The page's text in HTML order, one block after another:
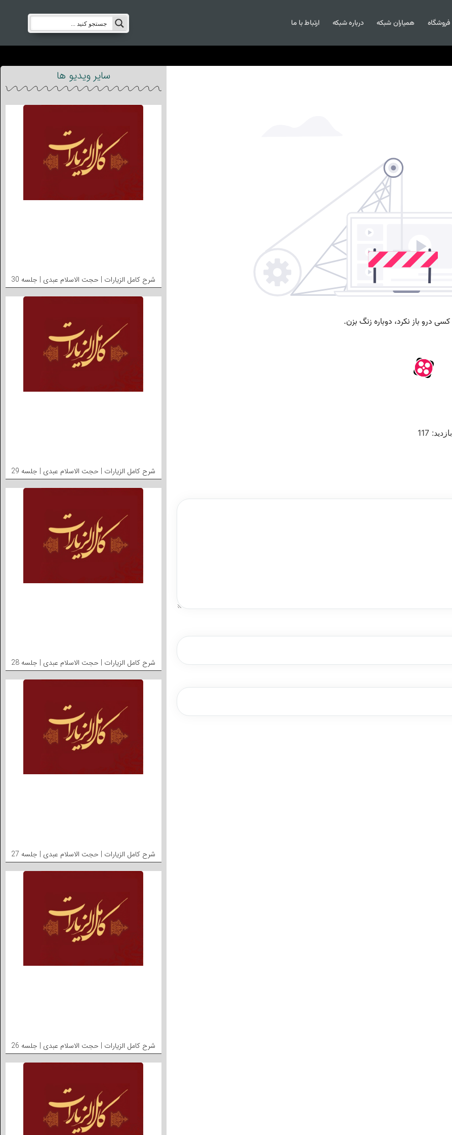
فروشگاه همیاران شبکه درباره شبکه ارتباط با ما
بازدید: 117
سایر ویدیو ها
شرح کامل الزیارات | حجت الاسلام عبدی | جلسه 30
شرح کامل الزیارات | حجت الاسلام عبدی | جلسه 29
شرح کامل الزیارات | حجت الاسلام عبدی | جلسه 28
شرح کامل الزیارات | حجت الاسلام عبدی | جلسه 27
شرح کامل الزیارات | حجت الاسلام عبدی | جلسه 26